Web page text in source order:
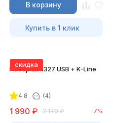
В корзину
Купить в 1 клик
скидка
Набор ELM327 USB + K-Line
4.8 (4)
1 990 ₽ 2 140 ₽ -7%